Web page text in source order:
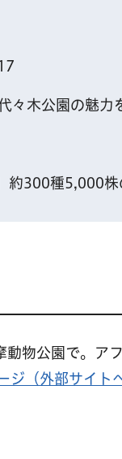
々木公園の魅力
約300種5,000株
物公園で。ア
ジ（外部サイト